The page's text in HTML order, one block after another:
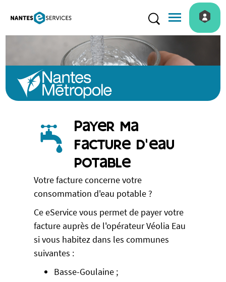
Rechercher
Menu de
Payer ma
facture d'eau
potable
Votre facture concerne votre
consommation d'eau potable ?
Ce eService vous permet de payer votre
facture auprès de l'opérateur Véolia Eau
si vous habitez dans les communes
suivantes :
Basse-Goulaine ;